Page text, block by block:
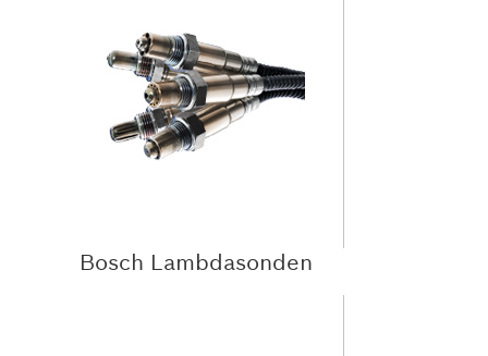
Bosch Lambdasonden